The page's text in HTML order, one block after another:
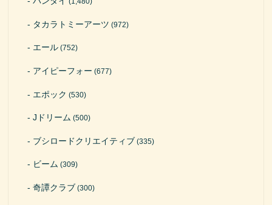
タカラトミーアーツ (972)
エール (752)
アイピーフォー (677)
エポック (530)
Jドリーム (500)
ブシロードクリエイティブ (335)
ビーム (309)
奇譚クラブ (300)